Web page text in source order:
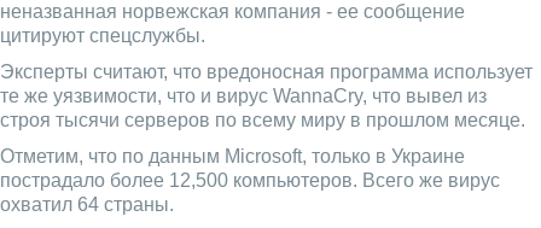
неназванная норвежская компания - ее сообщение
цитируют спецслужбы.
Эксперты считают, что вредоносная программа использует
те же уязвимости, что и вирус WannaCry, что вывел из
строя тысячи серверов по всему миру в прошлом месяце.
Отметим, что по данным Microsoft, только в Украине
пострадало более 12,500 компьютеров. Всего же вирус
охватил 64 страны.